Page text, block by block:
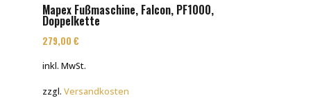
Mapex Fußmaschine, Falcon, PF1000,
Doppelkette
279,00 €
inkl. MwSt.
zzgl. Versandkosten